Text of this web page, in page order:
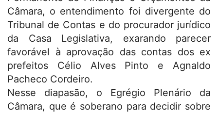
Câmara, o entendimento foi divergente do
Tribunal de Contas e do procurador jurídico
da Casa Legislativa, exarando parecer
favorável à aprovação das contas dos ex
prefeitos Célio Alves Pinto e Agnaldo
Pacheco Cordeiro.
Nesse diapasão, o Egrégio Plenário da
Câmara, que é soberano para decidir sobre